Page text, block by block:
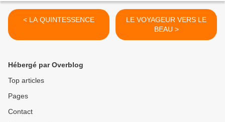
< LA QUINTESSENCE
LE VOYAGEUR VERS LE
BEAU >
Hébergé par Overblog
Top articles
Pages
Contact